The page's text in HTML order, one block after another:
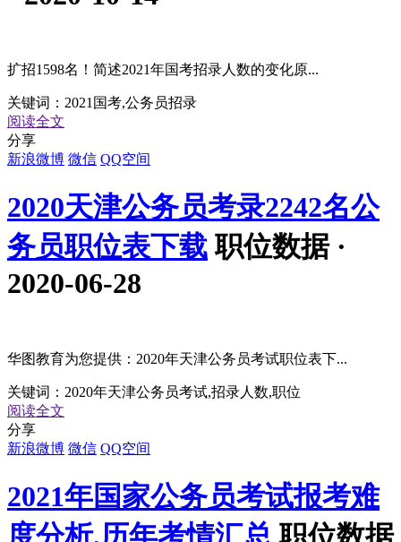
扩招1598名！简述2021年国考招录人数的变化原...
关键词： 2021国考,公务员招录
阅读全文
分享
新浪微博 微信 QQ空间
2020天津公务员考录2242名公
务员职位表下载 职位数据 ·
2020-06-28
华图教育为您提供：2020年天津公务员考试职位表下...
关键词： 2020年天津公务员考试,招录人数,职位
阅读全文
分享
新浪微博 微信 QQ空间
2021年国家公务员考试报考难